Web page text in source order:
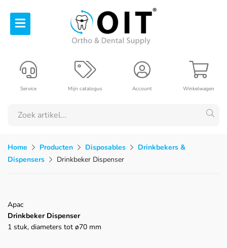
Winkelwagen
Account
Mijn catalogus
Service
Home Producten Disposables
Drinkbekers &
Dispensers
Drinkbeker Dispenser
Apac
Drinkbeker Dispenser
1 stuk, diameters tot ø70 mm